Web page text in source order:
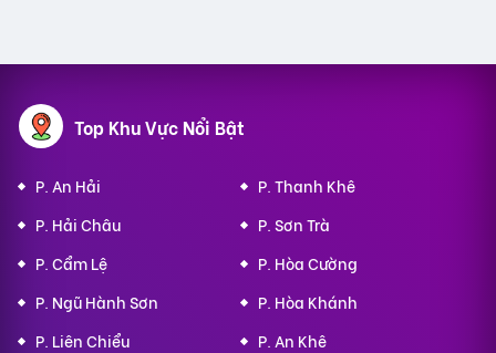
Top Khu Vực Nổi Bật
P. An Hải
P. Thanh Khê
P. Hải Châu
P. Sơn Trà
P. Cẩm Lệ
P. Hòa Cường
P. Ngũ Hành Sơn
P. Hòa Khánh
P. Liên Chiểu
P. An Khê